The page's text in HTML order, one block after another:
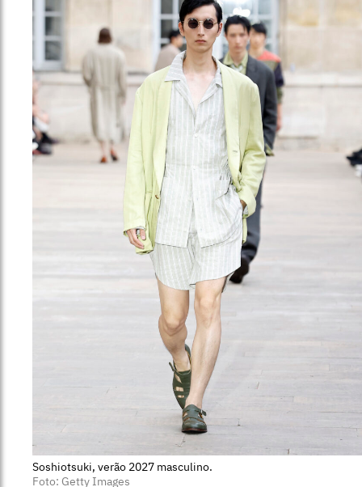
Soshiotsuki, verão 2027 masculino.
Foto: Getty Images